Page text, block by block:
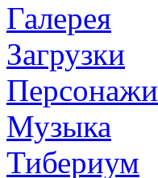
Галерея
Загрузки
Персонажи
Музыка
Тибериум